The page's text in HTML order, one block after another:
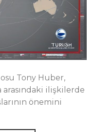
Tony Huber,
arasındaki ilişkilerde
önemini